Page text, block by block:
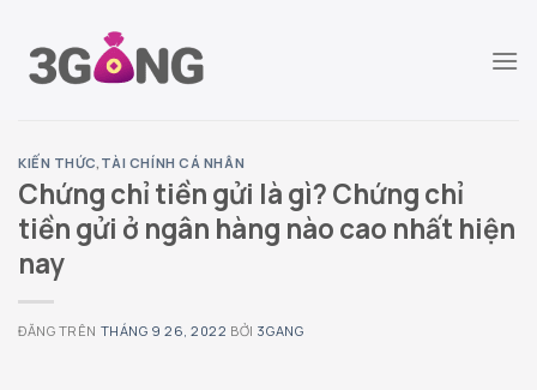
đến
KIẾN THỨC, TÀI CHÍNH CÁ NHÂN
Chứng chỉ tiền gửi là gì? Chứng chỉ
tiền gửi ở ngân hàng nào cao nhất hiện
nay
ĐĂNG TRÊN THÁNG 9 26, 2022 BỞI 3GANG